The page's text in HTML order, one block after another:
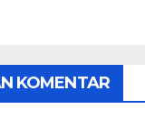
KOMENTAR